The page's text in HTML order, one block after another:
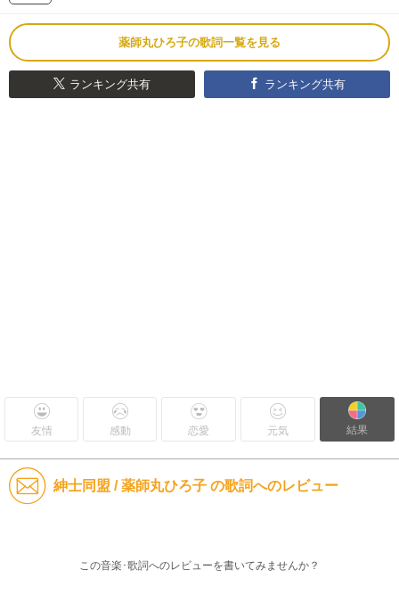
薬師丸ひろ子の歌詞一覧を見る
ランキング共有 ランキング共有
友情 感動 恋愛 元気 結果
紳士同盟 / 薬師丸ひろ子 の歌詞へのレビュー
この音楽･歌詞へのレビューを書いてみませんか？